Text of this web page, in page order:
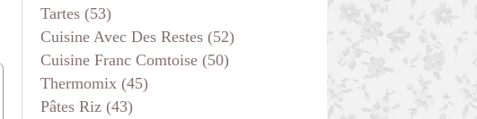
Tartes (53)
Cuisine Avec Des Restes (52)
Cuisine Franc Comtoise (50)
Thermomix (45)
Pâtes Riz (43)